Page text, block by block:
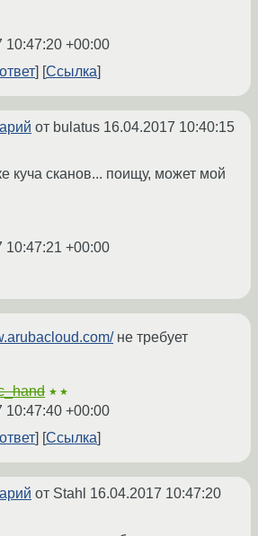
10:47:20 +00:00
Ссылка
от bulatus 16.04.2017 10:40:15
куча сканов... поищу, может мой
10:47:21 +00:00
не требует
★★
10:47:40 +00:00
Ссылка
от Stahl 16.04.2017 10:47:20